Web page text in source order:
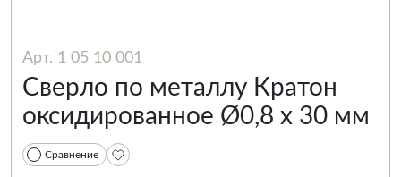
Арт. 1 05 10 001
Сверло по металлу Кратон
оксидированное Ø0,8 х 30 мм
Сравнение